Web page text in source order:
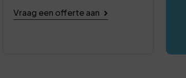
Vraag een offerte aan